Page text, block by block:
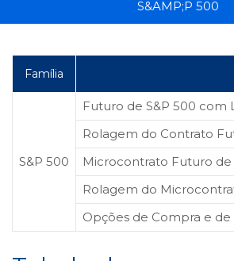
Regulação
S&AMP;P 500
Família
S&P 500
Futuro de S&P 500 com
Rolagem do Contrato
Microcontrato Futuro de
Rolagem do
Opções de Compra e